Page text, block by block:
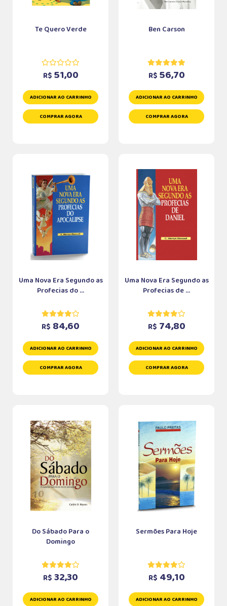
Te Quero Verde
R$ 51,00
ADICIONAR AO CARRINHO
COMPRAR AGORA
Ben Carson
R$ 56,70
ADICIONAR AO CARRINHO
COMPRAR AGORA
Uma Nova Era Segundo as
Profecias do ...
R$ 84,60
ADICIONAR AO CARRINHO
COMPRAR AGORA
Uma Nova Era Segundo as
Profecias de ...
R$ 74,80
ADICIONAR AO CARRINHO
COMPRAR AGORA
Do Sábado Para o
Domingo
R$ 32,30
ADICIONAR AO CARRINHO
Sermões Para Hoje
R$ 49,10
ADICIONAR AO CARRINHO